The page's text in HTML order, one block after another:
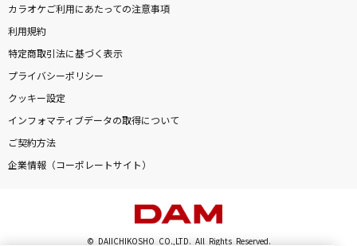
残酷な天使のテーゼ
高橋洋子
カラオケご利用にあたっての注意事項
利用規約
特定商取引法に基づく表示
プライバシーポリシー
クッキー設定
インフォマティブデータの取得について
ご契約方法
企業情報（コーポレートサイト）
© DAIICHIKOSHO CO.,LTD. All Rights Reserved.